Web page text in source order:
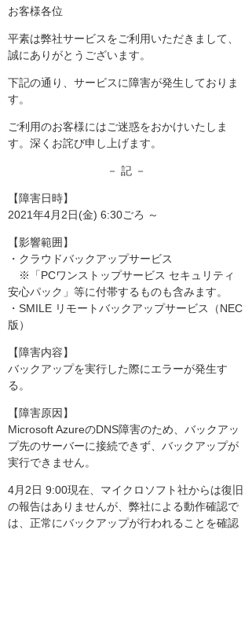
お客様各位
平素は弊社サービスをご利用いただきまして、
誠にありがとうございます。
下記の通り、サービスに障害が発生しておりま
す。
ご利用のお客様にはご迷惑をおかけいたしま
す。深くお詫び申し上げます。
－ 記 －
【障害日時】
2021年4月2日(金) 6:30ごろ ～
【影響範囲】
・クラウドバックアップサービス
※「PCワンストップサービス セキュリティ
安心パック」等に付帯するものも含みます。
・SMILE リモートバックアップサービス（NEC
版）
【障害内容】
バックアップを実行した際にエラーが発生す
る。
【障害原因】
Microsoft AzureのDNS障害のため、バックアッ
プ先のサーバーに接続できず、バックアップが
実行できません。
4月2日 9:00現在、マイクロソフト社からは復旧
の報告はありませんが、弊社による動作確認で
は、正常にバックアップが行われることを確認